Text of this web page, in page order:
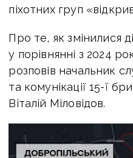
піхотних груп
Про те, як змінилися
у порівнянні з 2024
розповів начальник
та комунікації 15-ї
Віталій Міловідов.